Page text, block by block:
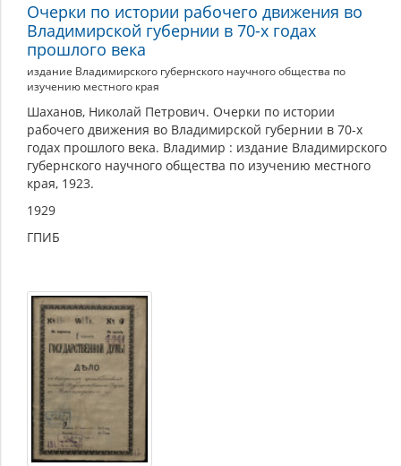
Очерки по истории рабочего движения во
Владимирской губернии в 70-х годах
прошлого века
издание Владимирского губернского научного общества по
изучению местного края
Шаханов, Николай Петрович. Очерки по истории
рабочего движения во Владимирской губернии в 70-х
годах прошлого века. Владимир : издание Владимирского
губернского научного общества по изучению местного
края, 1923.
1929
ГПИБ